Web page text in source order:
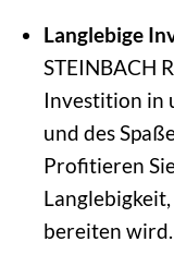
Langlebige
STEINBACH
Investition in
und des
Profitieren
bereiten wird.